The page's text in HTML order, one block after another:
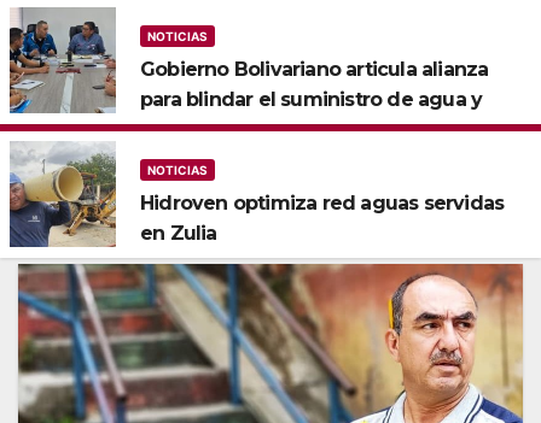
NOTICIAS
Gobierno Bolivariano articula alianza
para blindar el suministro de agua y
electricidad en Falcón
NOTICIAS
Hidroven optimiza red aguas servidas
en Zulia